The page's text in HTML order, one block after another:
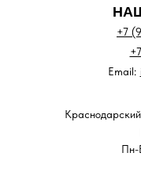
+7
Пн-
Email: